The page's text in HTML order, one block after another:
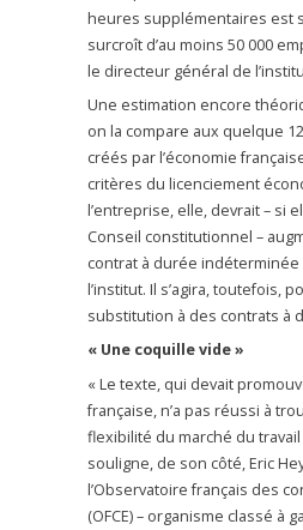
heures supplémentaires est
surcroît d’au moins 50 000
le directeur général de
Une estimation encore
on la compare aux quelque
créés par l’économie
critères du licenciement
l’entreprise, elle, devrait – si
Conseil constitutionnel –
contrat à durée indéterminée
l’institut. Il s’agira, toutefois,
substitution à des contrats à
« Une coquille vide »
« Le texte, qui devait
française, n’a pas réussi à
flexibilité du marché du
souligne, de son côté, Eric
l’Observatoire français des
(OFCE) – organisme classé à